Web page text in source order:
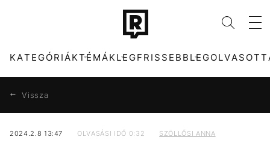
KATEGÓRIÁKTÉMÁKLEGFRISSEBB
Vissza
2024.2.8 13:47 OLVASÁSI IDŐ 0:32 SZÖLLŐSI ANNA